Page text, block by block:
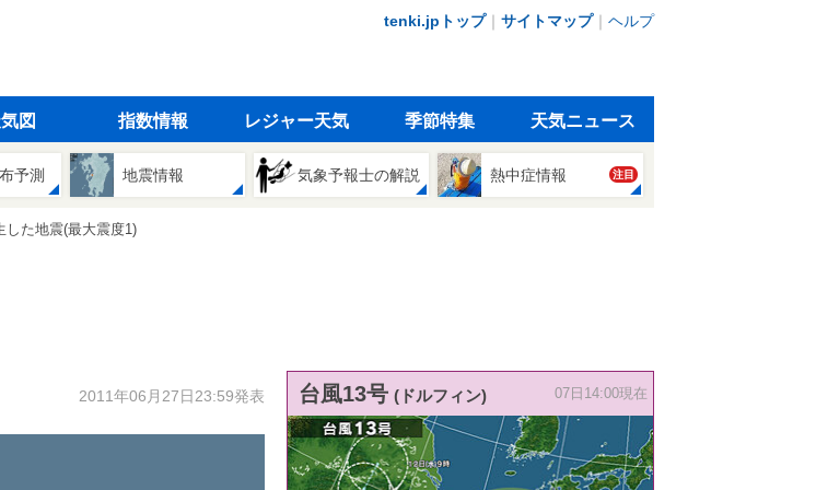
tenki.jpトップ｜ サイトマップ｜ ヘルプ
図 指数情報 レジャー天気 季節特集 天気ニュース
予測 地震情報 気象予報士の解説 熱中症情報 注目
した地震(最大震度1)
2011年06月27日23:59発表 台風13号 (ドルフィン) 07日14:00現在